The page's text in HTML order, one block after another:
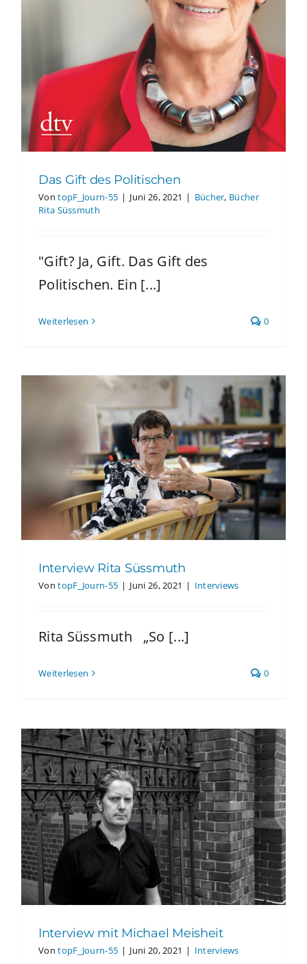
Das Gift des Politischen
VontopF_Journ-55 | Juni 26, 2021 | Bücher, Bücher
Rita Süssmuth
"Gift? Ja, Gift. Das Gift des
Politischen. Ein [...]
Weiterlesen 0
Interview Rita Süssmuth
VontopF_Journ-55 | Juni 26, 2021 | Interviews
Rita Süssmuth „So [...]
Weiterlesen 0
Interview mit Michael Meisheit
VontopF_Journ-55 | Juni 20, 2021 | Interviews